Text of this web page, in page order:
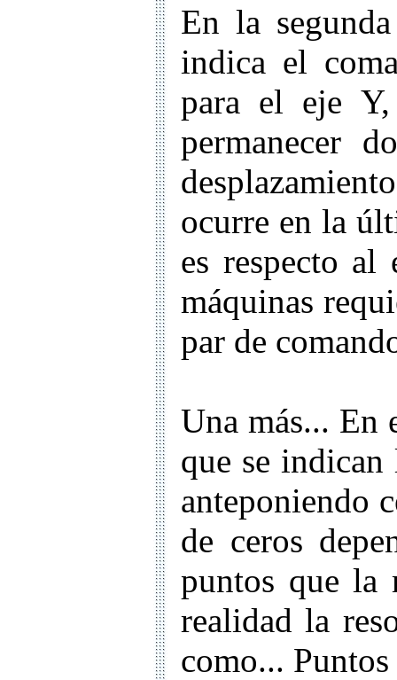
En la
indica el
para el eje
permanecer
ocurre en la
es respecto al
máquinas
par de
Una más... En
que se indican
anteponiendo
de ceros
puntos que la
realidad la
como...